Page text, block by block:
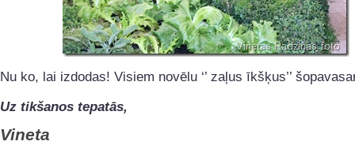
Nu ko, lai izdodas! Visiem novēlu ‘’ zaļus īkšķus’’
Uz tikšanos tepatās,
Vineta